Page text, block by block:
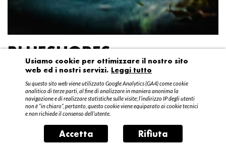
BLUESHORES
Federico Garibaldi
20 aprile – 15 maggio 2016
Usiamo cookie per ottimizzare il nostro sito
web ed i nostri servizi. Leggi tutto
Su questo sito web viene utilizzato Google Analytics (GA4) come cookie
analitico di terze parti, al fine di analizzare in maniera anonima la
navigazione e di realizzare statistiche sulle visite; l’indirizzo IP degli utenti
non è “in chiaro”, pertanto, questo cookie viene equiparato ai cookie tecnici
e non richiede il consenso dell’utente.
Accetta Rifiuta